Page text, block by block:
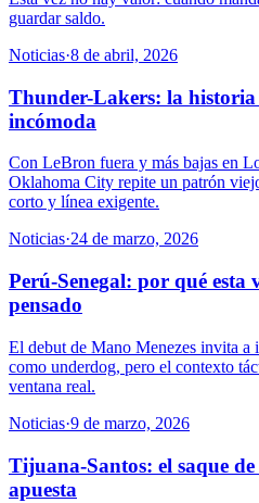
guardar saldo.
Noticias·8 de abril, 2026
Thunder-Lakers: la
incómoda
Con LeBron fuera y más bajas en
Oklahoma City repite un patrón
corto y línea exigente.
Noticias·24 de marzo, 2026
Perú-Senegal: por qué esta
pensado
El debut de Mano Menezes invita a
como underdog, pero el contexto
ventana real.
Noticias·9 de marzo, 2026
Tijuana-Santos: el saque
apuesta